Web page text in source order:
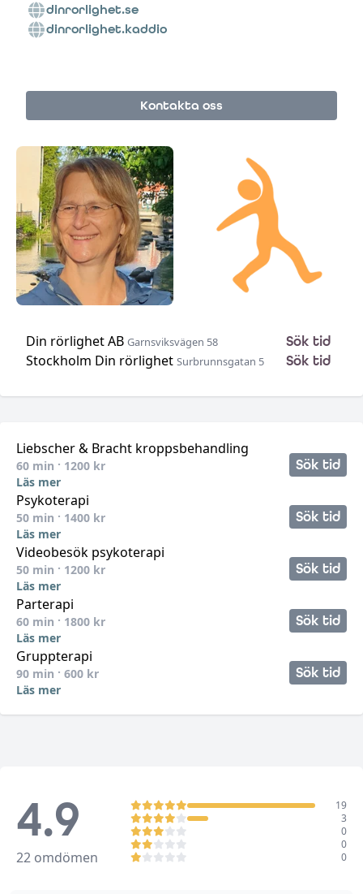
dinrorlighet.se
dinrorlighet.kaddio
Kontakta oss
Din rörlighet AB Garnsviksvägen 58 Sök tid
Stockholm Din rörlighet Surbrunnsgatan 5 Sök tid
Liebscher & Bracht kroppsbehandling
60 min · 1200 kr
Läs mer
Sök tid
Psykoterapi
50 min · 1400 kr
Läs mer
Sök tid
Videobesök psykoterapi
50 min · 1200 kr
Läs mer
Sök tid
Parterapi
60 min · 1800 kr
Läs mer
Sök tid
Gruppterapi
90 min · 600 kr
Läs mer
Sök tid
4.9
22 omdömen 0
0
0
3
19